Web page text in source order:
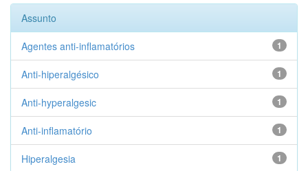
Assunto
1
Agentes anti-inflamatórios
1
Anti-hiperalgésico
1
Anti-hyperalgesic
1
Anti-inflamatório
1
Hiperalgesia